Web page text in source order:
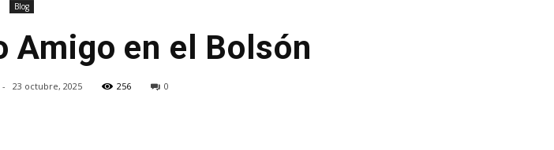
Blog
Amigo en el Bolsón
- 23 octubre, 2025 256 0